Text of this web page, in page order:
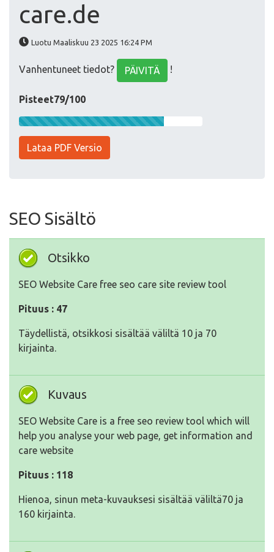
care.de
Luotu Maaliskuu 23 2025 16:24 PM
Vanhentuneet tiedot? PÄIVITÄ !
Pisteet79/100
Lataa PDF Versio
SEO Sisältö
Otsikko
SEO Website Care free seo care site review tool
Pituus : 47
Täydellistä, otsikkosi sisältää väliltä 10 ja 70
kirjainta.
Kuvaus
SEO Website Care is a free seo review tool which will
help you analyse your web page, get information and
care website
Pituus : 118
Hienoa, sinun meta-kuvauksesi sisältää väliltä70 ja
160 kirjainta.